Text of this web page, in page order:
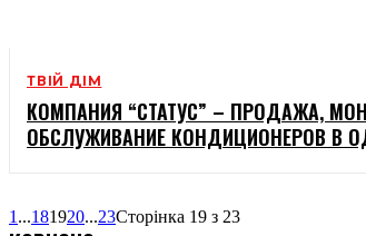
ТВІЙ ДІМ
КОМПАНИЯ “СТАТУС” – ПРОДАЖА,
ОБСЛУЖИВАНИЕ КОНДИЦИОНЕРОВ В
1 ...181920...23Сторінка 19 з 23